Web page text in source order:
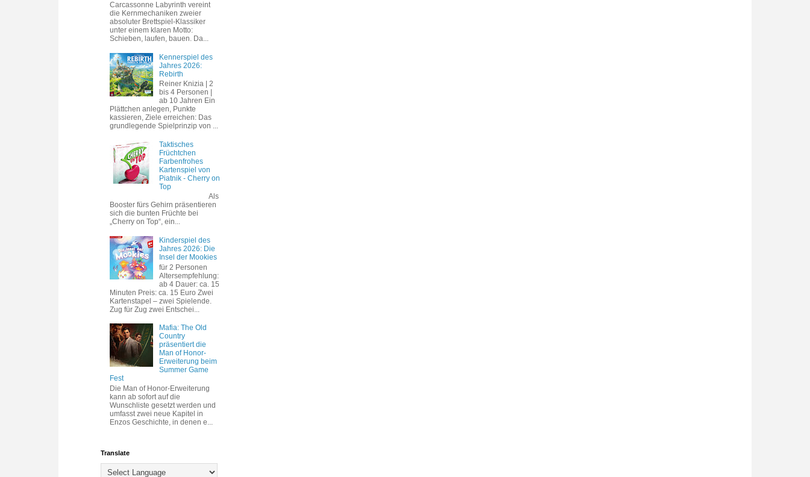
Carcassonne Labyrinth vereint
die Kernmechaniken zweier
absoluter Brettspiel-Klassiker
unter einem klaren Motto:
Schieben, laufen, bauen. Da...
Kennerspiel des
Jahres 2026:
Rebirth
Reiner Knizia | 2
bis 4 Personen |
ab 10 Jahren Ein
Plättchen anlegen, Punkte
kassieren, Ziele erreichen: Das
grundlegende Spielprinzip von ...
Taktisches
Früchtchen
Farbenfrohes
Kartenspiel von
Piatnik - Cherry on
Top
Als
Booster fürs Gehirn präsentieren
sich die bunten Früchte bei
„Cherry on Top“, ein...
Kinderspiel des
Jahres 2026: Die
Insel der Mookies
für 2 Personen
Altersempfehlung:
ab 4 Dauer: ca. 15
Minuten Preis: ca. 15 Euro Zwei
Kartenstapel – zwei Spielende.
Zug für Zug zwei Entschei...
Mafia: The Old
Country
präsentiert die
Man of Honor-
Erweiterung beim
Summer Game
Fest
Die Man of Honor-Erweiterung
kann ab sofort auf die
Wunschliste gesetzt werden und
umfasst zwei neue Kapitel in
Enzos Geschichte, in denen e...
Translate